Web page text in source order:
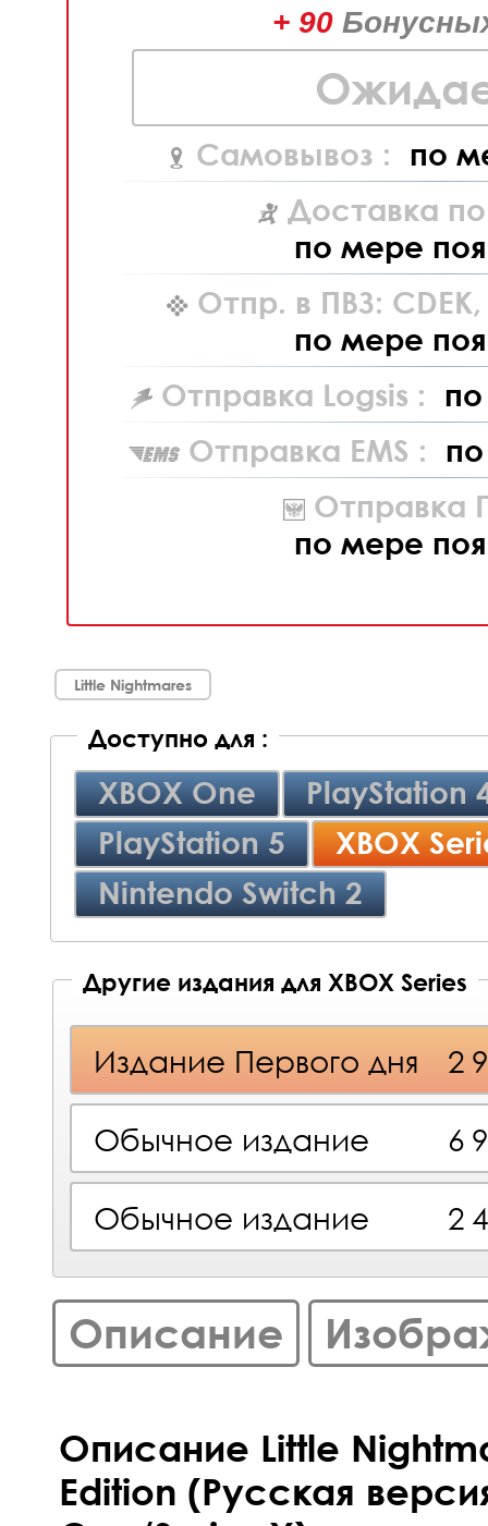
+ 90
Самовывоз : по
Доставка
по мере
Отпр. в ПВЗ: CDEK,
по мере
Отправка Logsis :
Отправка EMS :
Отправка
по мере
Little Nightmares
Доступно для :
XBOX One
PlayStation
PlayStation 5
XBOX
Nintendo Switch 2
Другие издания для XBOX Series
Издание Первого дня 2
Обычное издание 6
Обычное издание 2
Описание
Описание Little
Edition (Русская